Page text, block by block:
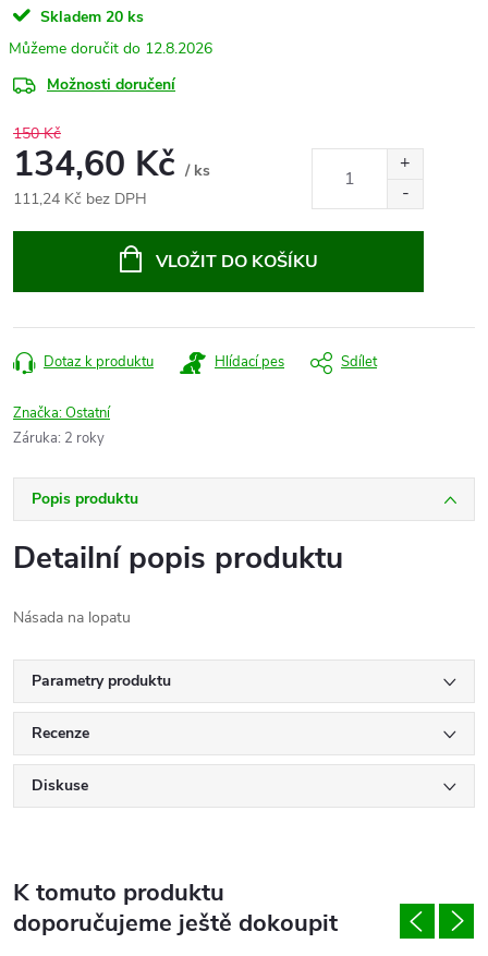
Skladem 20 ks
12.8.2026
Možnosti doručení
150 Kč
134,60 Kč / ks
111,24 Kč bez DPH
VLOŽIT DO KOŠÍKU
Dotaz k produktu Hlídací pes Sdílet
Značka:Ostatní
Záruka: 2 roky
Popis produktu
Detailní popis produktu
Násada na lopatu
Parametry produktu
Recenze
Diskuse
K tomuto produktu
doporučujeme ještě dokoupit